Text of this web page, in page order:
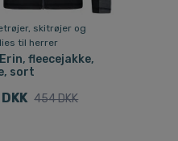
skitrøjer og
til herrer
fleecejakke,
sort
454 DKK